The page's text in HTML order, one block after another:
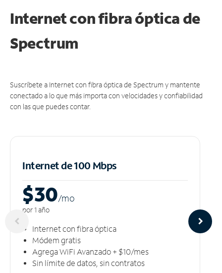
Internet con fibra óptica de
Spectrum
Suscríbete a Internet con fibra óptica de Spectrum y mantente
conectado a lo que más importa con velocidades y confiabilidad
con las que puedes contar.
Internet de 100 Mbps
$30/mo
por 1 año
Internet con fibra óptica
Módem gratis
Agrega WiFi Avanzado + $10/mes
Sin límite de datos, sin contratos